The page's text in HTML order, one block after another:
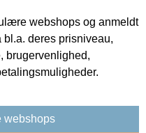
webshops og anmeldt
bl.a. deres prisniveau,
brugervenlighed,
webshops